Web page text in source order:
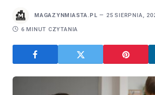
MAGAZYNMIASTA.PL 25 SIERPNIA,
6 MINUT CZYTANIA